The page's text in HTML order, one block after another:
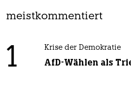
meistkommentiert
1 Krise der Demokratie
AfD-Wählen als